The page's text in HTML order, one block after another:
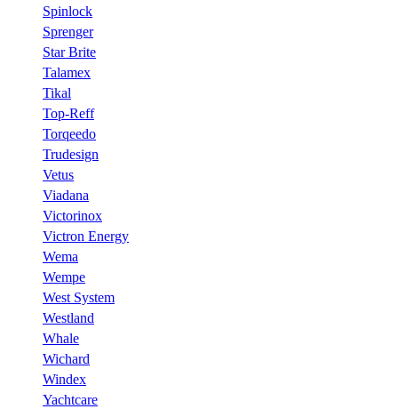
Spinlock
Sprenger
Star Brite
Talamex
Tikal
Top-Reff
Torqeedo
Trudesign
Vetus
Viadana
Victorinox
Victron Energy
Wema
Wempe
West System
Westland
Whale
Wichard
Windex
Yachtcare